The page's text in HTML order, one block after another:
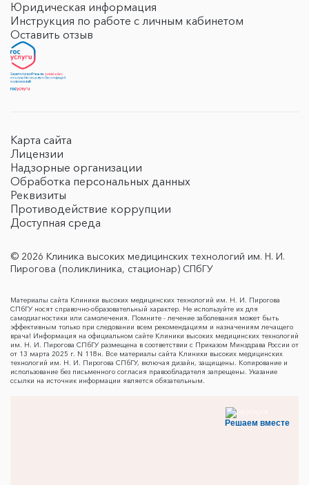
Юридическая информация
Инструкция по работе с личным кабинетом
Оставить отзыв
Карта сайта
Лицензии
Надзорные организации
Обработка персональных данных
Реквизиты
Противодействие коррупции
Доступная среда
© 2026 Клиника высоких медицинских технологий им. Н. И.
Пирогова (поликлиника, стационар) СПбГУ
Материалы сайта Клиники высоких медицинских технологий им. Н. И. Пирогова
СПбГУ носят справочно-образовательный характер. Не используйте их для
самодиагностики или самолечения. Помните - лечение заболевания может быть
эффективным только при следовании всем рекомендациям и назначениям лечащего
врача! Информация на официальном сайте Клиники высоких медицинских технологий
им. Н. И. Пирогова СПбГУ размещена в соответствии с Приказом Минздрава России от
от 13 марта 2025 г. N 118н. Все материалы сайта Клиники высоких медицинских
технологий им. Н. И. Пирогова СПбГУ, включая дизайн, защищены. Копирование и
использование без письменного согласия правообладателя запрещены. Указание
ссылки на источник информации является обязательным.
Решаем вместе